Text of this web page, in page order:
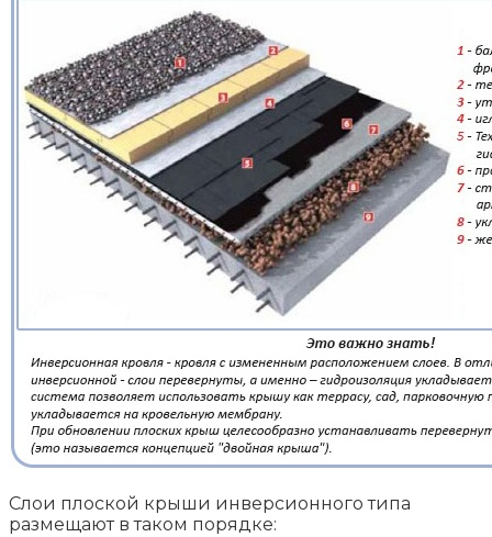
Слои плоской крыши инверсионного типа
размещают в таком порядке: